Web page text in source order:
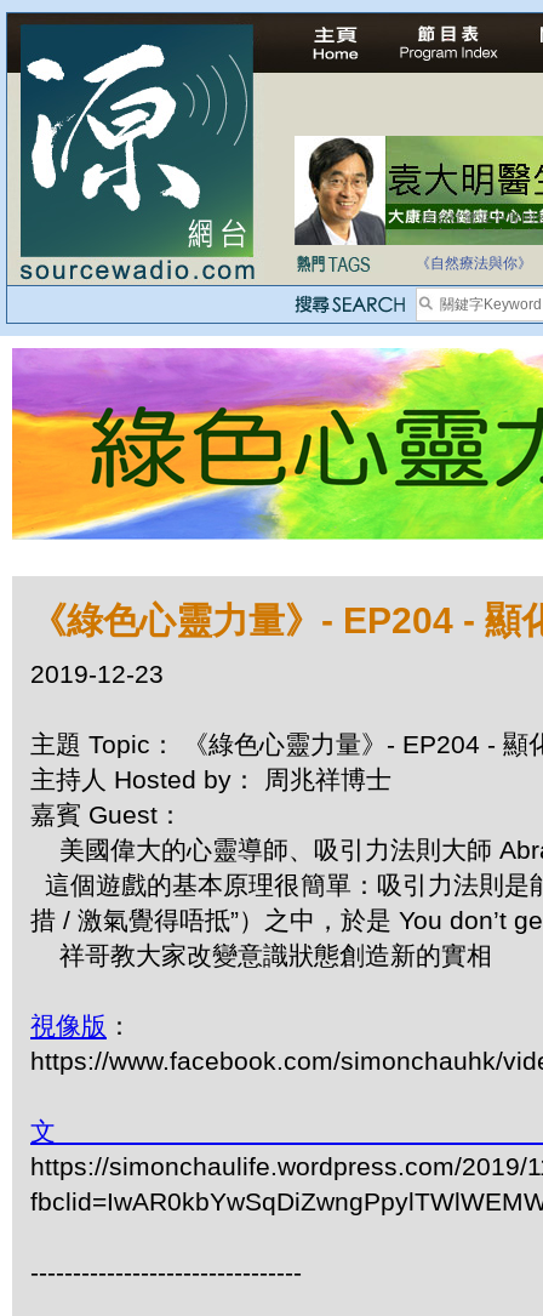
自家教育合法化-
《自然療法與你》
《綠色心靈力量》- EP204 -
2019-12-23
主題 Topic： 《綠色心靈力量》- EP204 - 顯
主持人 Hosted by： 周兆祥博士
嘉賓 Guest：
美國偉大的心靈導師、吸引力法則大師
這個遊戲的基本原理很簡單：吸引力法則
措 / 激氣覺得唔抵”）之中，於是 You don’t
祥哥教大家改變意識狀態創造新的實相
視像版 ：
https://www.facebook.com/simonchauhk/
https://simonchaulife.wordpress.com/2019/
--------------------------------